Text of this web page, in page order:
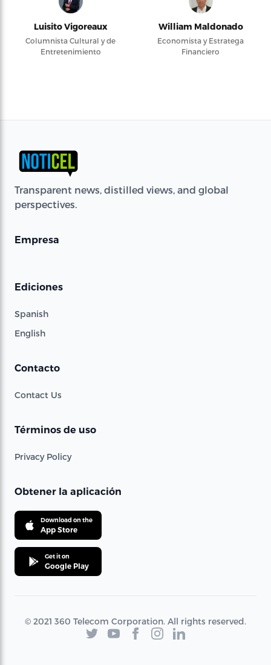
Luisito Vigoreaux
Columnista Cultural y de
Entretenimiento
William Maldonado
Economista y Estratega
Financiero
Transparent news, distilled views, and global
perspectives.
Empresa
Ediciones
Spanish
English
Contacto
Contact Us
Términos de uso
Privacy Policy
Obtener la aplicación
Download on the
App Store
Get it on
Google Play
© 2021 360 Telecom Corporation. All rights reserved.